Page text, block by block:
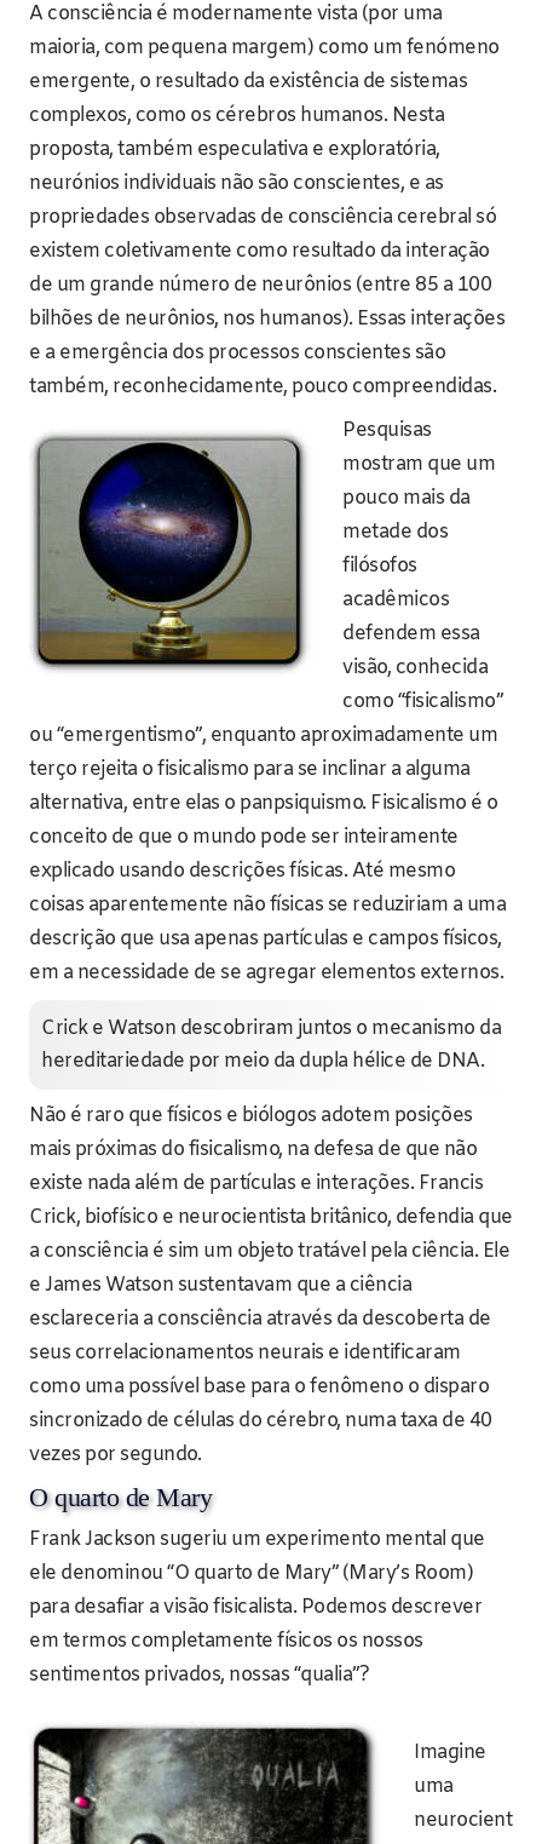
A consciência é modernamente vista (por uma
maioria, com pequena margem) como um fenómeno
emergente, o resultado da existência de sistemas
complexos, como os cérebros humanos. Nesta
proposta, também especulativa e exploratória,
neurónios individuais não são conscientes, e as
propriedades observadas de consciência cerebral só
existem coletivamente como resultado da interação
de um grande número de neurônios (entre 85 a 100
bilhões de neurônios, nos humanos). Essas interações
e a emergência dos processos conscientes são
também, reconhecidamente, pouco compreendidas.
Pesquisas
mostram que um
pouco mais da
metade dos
filósofos
acadêmicos
defendem essa
visão, conhecida
como “fisicalismo”
ou “emergentismo”, enquanto aproximadamente um
terço rejeita o fisicalismo para se inclinar a alguma
alternativa, entre elas o panpsiquismo. Fisicalismo é o
conceito de que o mundo pode ser inteiramente
explicado usando descrições físicas. Até mesmo
coisas aparentemente não físicas se reduziriam a uma
descrição que usa apenas partículas e campos físicos,
em a necessidade de se agregar elementos externos.
Crick e Watson descobriram juntos o mecanismo da
hereditariedade por meio da dupla hélice de DNA.
Não é raro que físicos e biólogos adotem posições
mais próximas do fisicalismo, na defesa de que não
existe nada além de partículas e interações. Francis
Crick, biofísico e neurocientista britânico, defendia que
a consciência é sim um objeto tratável pela ciência. Ele
e James Watson sustentavam que a ciência
esclareceria a consciência através da descoberta de
seus correlacionamentos neurais e identificaram
como uma possível base para o fenômeno o disparo
sincronizado de células do cérebro, numa taxa de 40
vezes por segundo.
O quarto de Mary
Frank Jackson sugeriu um experimento mental que
ele denominou “O quarto de Mary” (Mary’s Room)
para desafiar a visão fisicalista. Podemos descrever
em termos completamente físicos os nossos
sentimentos privados, nossas “qualia”?
Imagine
uma
neurocient